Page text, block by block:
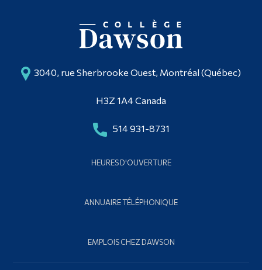
3040, rue Sherbrooke Ouest, Montréal (Québec)
H3Z 1A4 Canada
514 931-8731
HEURES D'OUVERTURE
ANNUAIRE TÉLÉPHONIQUE
EMPLOIS CHEZ DAWSON